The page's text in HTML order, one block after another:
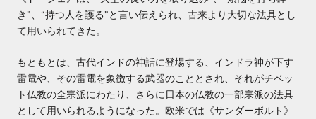
き ”、 “持つ人を護る”と言い伝えられ、古来より大切な法具とし
て用いられてきた。
もともとは、古代インドの神話に登場する、インドラ神が下す
雷電や、その雷電を象徴する武器のこととされ、それがチベッ
ト仏教の全宗派にわたり、さらに日本の仏教の一部宗派の法具
として用いられるようになった。欧米では《サンダーボルト》